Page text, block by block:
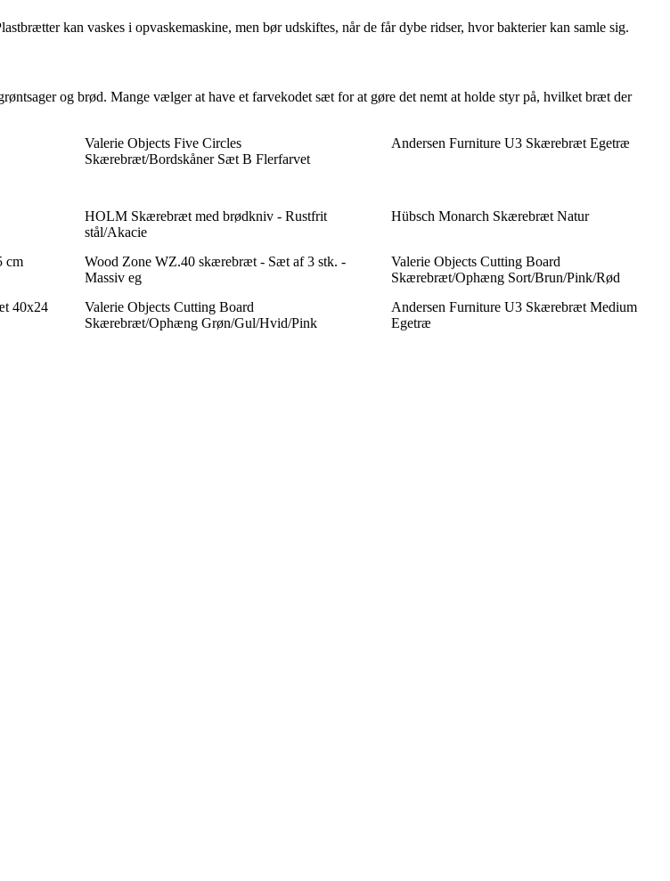
kan vaskes i opvaskemaskine, men bør udskiftes, når de får dybe ridser, hvor bakterier kan samle sig.
og brød. Mange vælger at have et farvekodet sæt for at gøre det nemt at holde styr på, hvilket bræt der
Valerie Objects Five Circles
Skærebræt/Bordskåner Sæt B Flerfarvet
Andersen Furniture U3 Skærebræt Egetræ
HOLM Skærebræt med brødkniv - Rustfrit
stål/Akacie
Hübsch Monarch Skærebræt Natur
cm
Wood Zone WZ.40 skærebræt - Sæt af 3 stk. -
Massiv eg
Valerie Objects Cutting Board
Skærebræt/Ophæng Sort/Brun/Pink/Rød
40x24
Valerie Objects Cutting Board
Skærebræt/Ophæng Grøn/Gul/Hvid/Pink
Andersen Furniture U3 Skærebræt Medium
Egetræ